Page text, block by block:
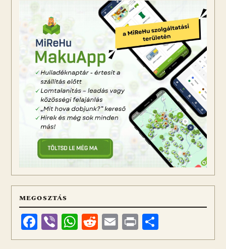
MEGOSZTÁS
Facebook
ViberWhatsApp
Reddit
Email
Print
meg